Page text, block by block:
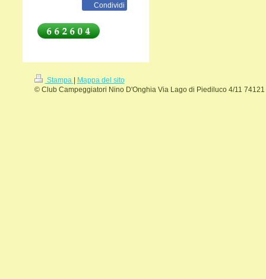
Condividi
Stampa | Mappa del sito
© Club Campeggiatori Nino D'Onghia Via Lago di Piediluco 4/11 74121